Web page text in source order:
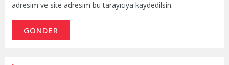
adresim ve site adresim bu tarayıcıya kaydedilsin.
GÖNDER